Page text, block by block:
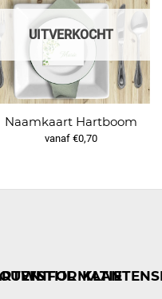
UITVERKOCHT
Naamkaart Hartboom
vanaf €0,70
INFORMATIE